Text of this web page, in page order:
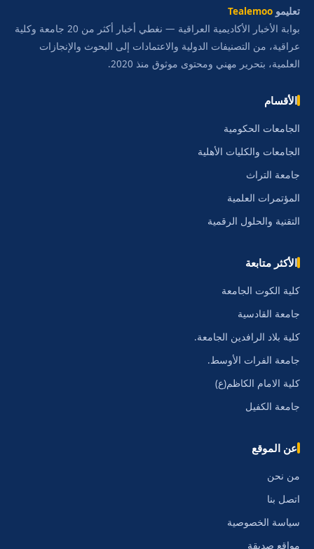
تعليمو Tealemoo
بوابة الأخبار الأكاديمية العراقية — نغطي أخبار أكثر من 20 جامعة وكلية
عراقية، من التصنيفات الدولية والاعتمادات إلى البحوث والإنجازات
العلمية، بتحرير مهني ومحتوى موثوق منذ 2020.
الأقسام
الجامعات الحكومية
الجامعات والكليات الأهلية
جامعة التراث
المؤتمرات العلمية
التقنية والحلول الرقمية
الأكثر متابعة
كلية الكوت الجامعة
جامعة القادسية
كلية بلاد الرافدين الجامعة.
جامعة الفرات الأوسط.
كلية الامام الكاظم(ع)
جامعة الكفيل
عن الموقع
من نحن
اتصل بنا
سياسة الخصوصية
مواقع صديقة